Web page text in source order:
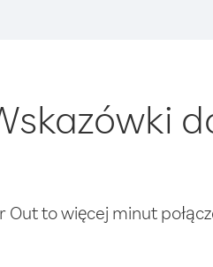
Out to więcej minut